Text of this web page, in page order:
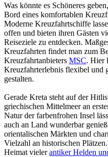
Was könnte es Schöneres
Bord eines komfortablen
Moderne Kreuzfahrtschiffe
offen und bieten ihren Gästen
Reiseziele zu entdecken.
Kreuzfahrten findet man zum
Kreuzfahrtanbieters MSC. Hier
Kreuzfahrterlebnis flexibel und
gestalten.
Gerade Kreta steht auf der
griechischen Mittelmeer an
Natur der farbenfrohen Insel
auch an Land wunderbar
orientalischen Märkten und
Vielzahl an historischen
Heimat vielerantiker Helden